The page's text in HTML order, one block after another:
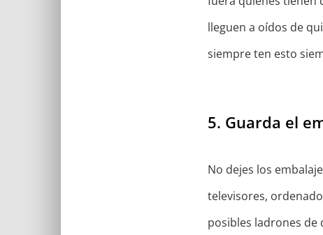
lleguen a oídos de
siempre ten esto
5. Guarda el
No dejes los
televisores,
posibles ladrones de